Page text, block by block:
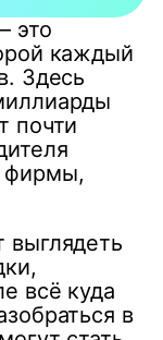
это
каждый
Здесь
почти
фирмы,
всё куда
в